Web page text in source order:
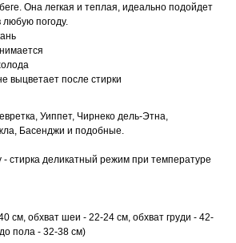
Она легкая и теплая, идеально подойдет
любую погоду.
выцветает после стирки
Уиппет, Чирнеко дель-Этна,
Басенджи и подобные.
- стирка деликатный режим при температуре
см, обхват шеи - 22-24 см, обхват груди - 42-
пола - 32-38 см)